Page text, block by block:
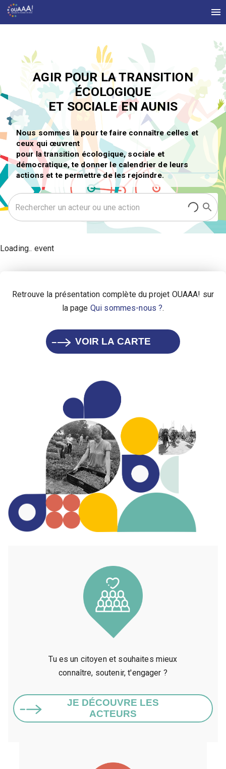
AGIR POUR LA TRANSITION
ÉCOLOGIQUE
ET SOCIALE EN AUNIS
Nous sommes là pour te faire connaître celles et
ceux qui œuvrent
pour la transition écologique, sociale et
démocratique, te donner le calendrier de leurs
actions et te permettre de les rejoindre.
Loading.. event
Retrouve la présentation complète du projet OUAAA! sur
la page Qui sommes-nous ?.
VOIR LA CARTE
Tu es un citoyen et souhaites mieux
connaître, soutenir, t'engager ?
JE DÉCOUVRE LES
ACTEURS